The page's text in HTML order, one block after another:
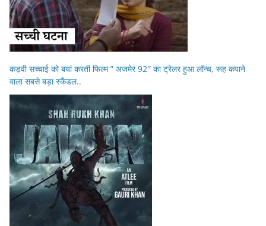
कड़वी सच्चाई को बयां करती फिल्म ” अजमेर 92″ का ट्रेलर हुआ लॉन्च, रूह कपाने
वाला सबसे बड़ा स्कैंडल..